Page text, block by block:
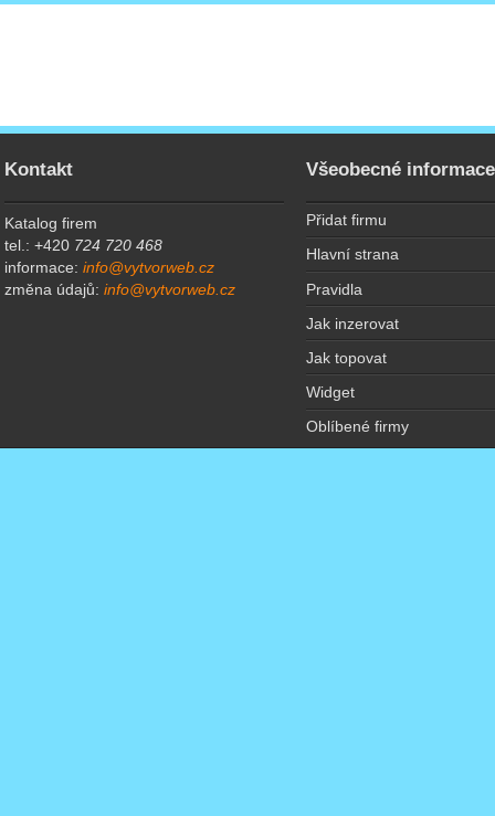
Kontakt
Katalog firem
tel.: +420 724 720 468
informace:info@vytvorweb.cz
změna údajů:info@vytvorweb.cz
Všeobecné informace
Přidat firmu
Hlavní strana
Pravidla
Jak inzerovat
Jak topovat
Widget
Oblíbené firmy